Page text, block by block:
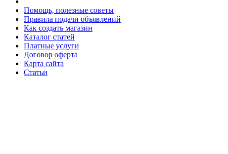
Помощь, полезные советы
Правила подачи объявлений
Как создать магазин
Каталог статей
Платные услуги
Договор оферта
Карта сайта
Статьи